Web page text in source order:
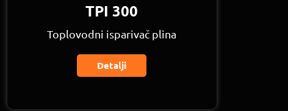
TPI 300
Toplovodni isparivač plina
Detalji